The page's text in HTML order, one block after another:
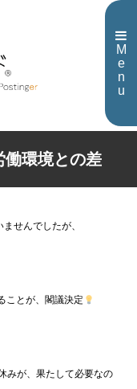
M
e
n
u
働環境との差
せんでしたが、
ことが、閣議決定
みが、果たして必要なの